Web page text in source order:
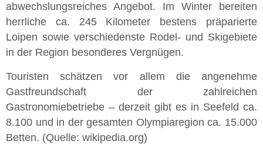
abwechslungsreiches Angebot. Im Winter bereiten
herrliche ca. 245 Kilometer bestens präparierte
Loipen sowie verschiedenste Rodel- und Skigebiete
in der Region besonderes Vergnügen.
Touristen schätzen vor allem die angenehme
Gastfreundschaft der zahlreichen
Gastronomiebetriebe – derzeit gibt es in Seefeld ca.
8.100 und in der gesamten Olympiaregion ca. 15.000
Betten. (Quelle: wikipedia.org)